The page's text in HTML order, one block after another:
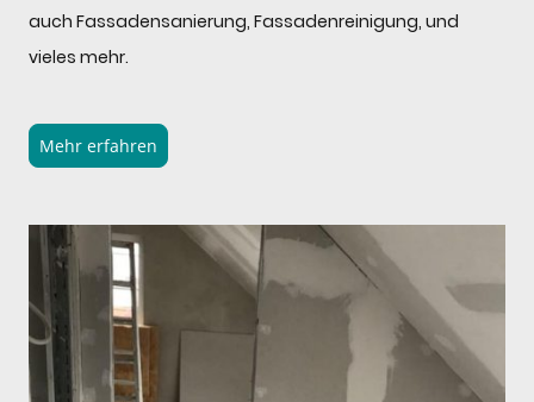
auch Fassadensanierung, Fassadenreinigung, und
vieles mehr.
Mehr erfahren